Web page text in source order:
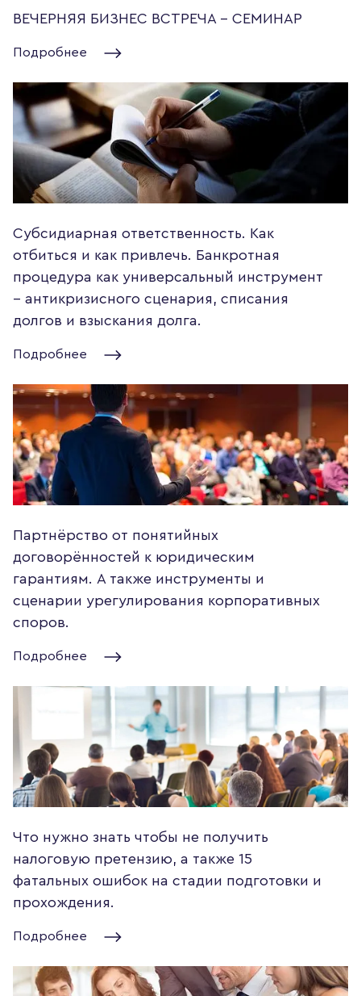
ВЕЧЕРНЯЯ БИЗНЕС ВСТРЕЧА - СЕМИНАР
Подробнее
Субсидиарная ответственность. Как
отбиться и как привлечь. Банкротная
процедура как универсальный инструмент
– антикризисного сценария, списания
долгов и взыскания долга.
Подробнее
Партнёрство от понятийных
договорённостей к юридическим
гарантиям. А также инструменты и
сценарии урегулирования корпоративных
споров.
Подробнее
Что нужно знать чтобы не получить
налоговую претензию, а также 15
фатальных ошибок на стадии подготовки и
прохождения.
Подробнее